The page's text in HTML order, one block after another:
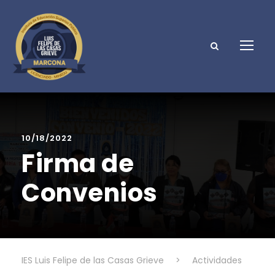
10/18/2022
Firma de
Convenios
IES Luis Felipe de las Casas Grieve >
Actividades